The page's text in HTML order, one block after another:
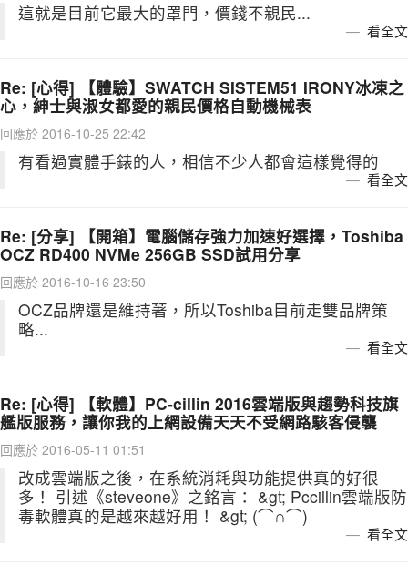
這就是目前它最大的罩門，價錢不親民...
看全文
Re: [心得] 【體驗】SWATCH SISTEM51 IRONY冰凍之
心，紳士與淑女都愛的親民價格自動機械表
回應於 2016-10-25 22:42
有看過實體手錶的人，相信不少人都會這樣覺得的
看全文
Re: [分享] 【開箱】電腦儲存強力加速好選擇，Toshiba
OCZ RD400 NVMe 256GB SSD試用分享
回應於 2016-10-16 23:50
OCZ品牌還是維持著，所以Toshiba目前走雙品牌策
略...
看全文
Re: [心得] 【軟體】PC-cillin 2016雲端版與趨勢科技旗
艦版服務，讓你我的上網設備天天不受網路駭客侵襲
回應於 2016-05-11 01:51
改成雲端版之後，在系統消耗與功能提供真的好很
多！ 引述《steveone》之銘言： &gt; Pccillin雲端版防
毒軟體真的是越來越好用！ &gt; (⌒∩⌒)
看全文